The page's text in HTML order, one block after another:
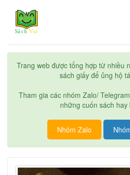
Trang web được tổng hợp từ nhiều
sách giấy để ủng hộ
Tham gia các nhóm Zalo/
những cuốn sách hay
Nhóm Zalo